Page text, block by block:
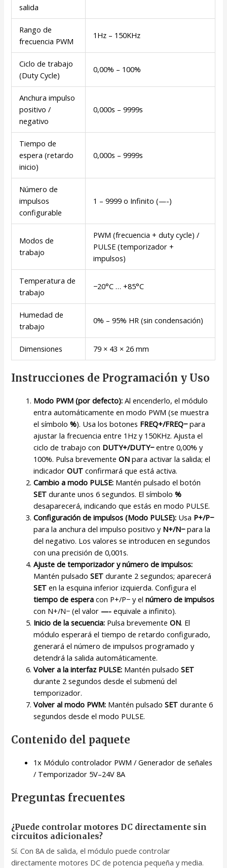
salida
Rango de
frecuencia PWM
1Hz – 150KHz
Ciclo de trabajo
(Duty Cycle)
0,00% – 100%
Anchura impulso
positivo /
negativo
0,000s – 9999s
Tiempo de
espera (retardo
inicio)
0,000s – 9999s
Número de
impulsos
configurable
1 – 9999 o Infinito (—-)
Modos de
trabajo
PWM (frecuencia + duty cycle) /
PULSE (temporizador +
impulsos)
Temperatura de
trabajo
−20°C … +85°C
Humedad de
trabajo
0% – 95% HR (sin condensación)
Dimensiones 79 × 43 × 26 mm
Instrucciones de Programación y Uso
Modo PWM (por defecto): Al encenderlo, el módulo
entra automáticamente en modo PWM (se muestra
el símbolo%). Usa los botones FREQ+/FREQ−para
ajustar la frecuencia entre 1Hz y 150KHz. Ajusta el
ciclo de trabajo con DUTY+/DUTY−entre 0,00% y
100%. Pulsa brevementeON para activar la salida; el
indicadorOUT confirmará que está activa.
Cambio a modo PULSE: Mantén pulsado el botón
SET durante unos 6 segundos. El símbolo%
desaparecerá, indicando que estás en modo PULSE.
Configuración de impulsos (Modo PULSE): Usa P+/P−
para la anchura del impulso positivo y N+/N−para la
del negativo. Los valores se introducen en segundos
con una precisión de 0,001s.
Ajuste de temporizador y número de impulsos:
Mantén pulsadoSET durante 2 segundos; aparecerá
SET en la esquina inferior izquierda. Configura el
tiempo de espera con P+/P− y elnúmero de impulsos
con N+/N− (el valor —- equivale a infinito).
Inicio de la secuencia: Pulsa brevementeON. El
módulo esperará el tiempo de retardo configurado,
generará el número de impulsos programado y
detendrá la salida automáticamente.
Volver a la interfaz PULSE: Mantén pulsadoSET
durante 2 segundos desde el submenú del
temporizador.
Volver al modo PWM: Mantén pulsadoSET durante 6
segundos desde el modo PULSE.
Contenido del paquete
1x Módulo controlador PWM / Generador de señales
/ Temporizador 5V–24V 8A
Preguntas frecuentes
¿Puede controlar motores DC directamente sin
circuitos adicionales?
Sí. Con 8A de salida, el módulo puede controlar
directamente motores DC de potencia pequeña y media.